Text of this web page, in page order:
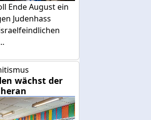
Ende August ein
Judenhass
wächst der